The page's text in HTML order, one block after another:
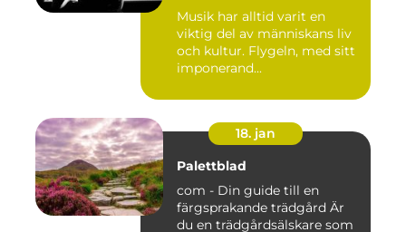
Musik har alltid varit en
viktig del av människans liv
och kultur. Flygeln, med sitt
imponerand...
18. jan
Palettblad
com - Din guide till en
färgsprakande trädgård Är
du en trädgårdsälskare som